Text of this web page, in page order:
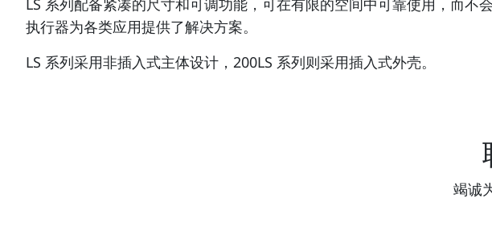
LS 系列配备紧凑的尺寸和可调功能，可在有限的空间中可靠使用，而
执行器为各类应用提供了解决方案。
LS 系列采用非插入式主体设计，200LS 系列则采用插入式外壳。
竭诚